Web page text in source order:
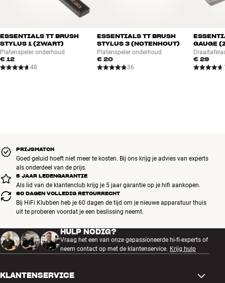
ESSENTIALS TT BRUSH
STYLUS 1 (ZWART)
Platenspeler onderhoud
€ 12
48
ESSENTIALS TT BRUSH
STYLUS 3 (NOTENHOUT)
Platenspeler onderhoud
€ 20
36
GAUGE
€ 29
PRIJSMATCH
Goed geluid hoeft niet meer te kosten. Bij ons krijg je advies van experts
als onderdeel van de prijs.
5 JAAR LEDENGARANTIE
Als lid van de klantenclub krijg je 5 jaar garantie op je hifi aankopen.
60 DAGEN VOLLEDIG RETOURRECHT
Bij HiFi Klubben heb je 60 dagen de tijd om je nieuwe apparatuur thuis
uit te proberen voordat je een beslissing neemt.
HULP NODIG?
Vraag het een van onze gepassioneerde hi-fi-experts of
neem contact op met de klantenservice. Krijg hulp
KLANTENSERVICE